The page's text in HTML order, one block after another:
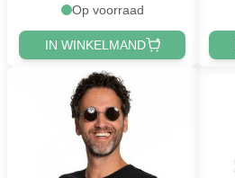
Op voorraad
IN WINKELMAND